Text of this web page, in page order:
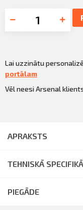
Lai uzzinātu
portālam
Vēl neesi Arsenal
APRAKSTS
TEHNISKĀ
PIEGĀDE